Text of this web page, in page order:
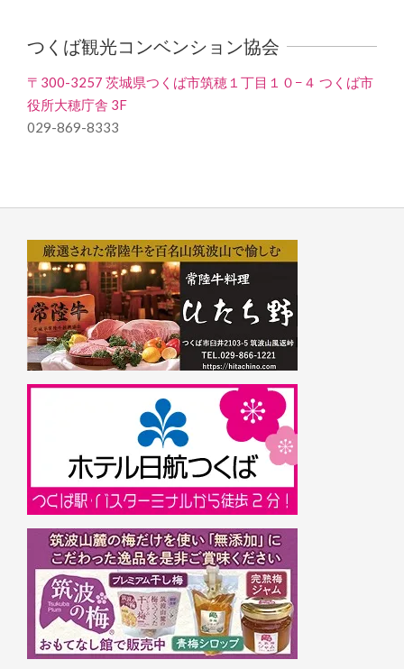
つくば観光コンベンション協会
〒300-3257 茨城県つくば市筑穂１丁目１０−４ つくば市
役所大穂庁舎 3F
029-869-8333